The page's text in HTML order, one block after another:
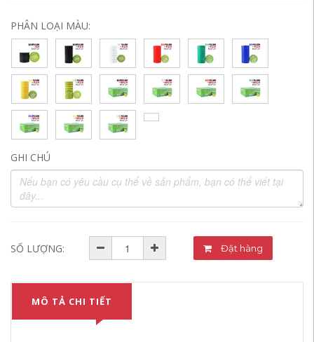
PHÂN LOẠI MÀU:
GHI CHÚ
SỐ LƯỢNG: Đặt hàng
MÔ TẢ CHI TIẾT